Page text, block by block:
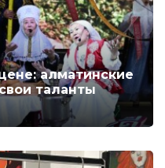
алматинские
таланты